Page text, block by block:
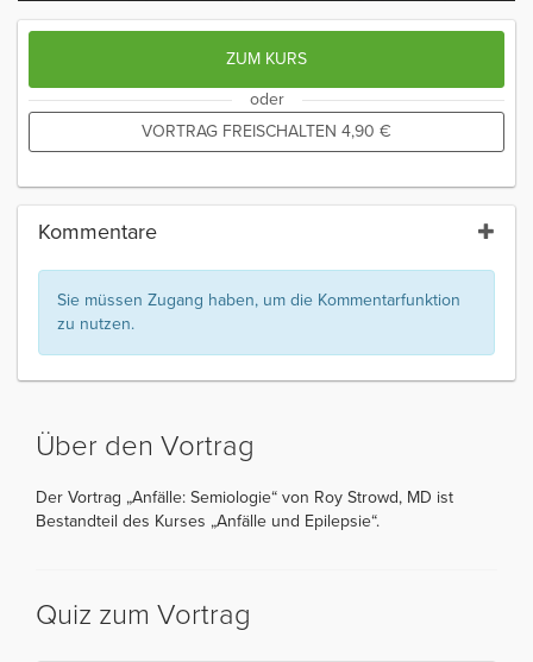
ZUM KURS
oder
VORTRAG FREISCHALTEN 4,90 €
Kommentare
Sie müssen Zugang haben, um die Kommentarfunktion
zu nutzen.
Über den Vortrag
Der Vortrag „Anfälle: Semiologie“ von Roy Strowd, MD ist
Bestandteil des Kurses „Anfälle und Epilepsie“.
Quiz zum Vortrag